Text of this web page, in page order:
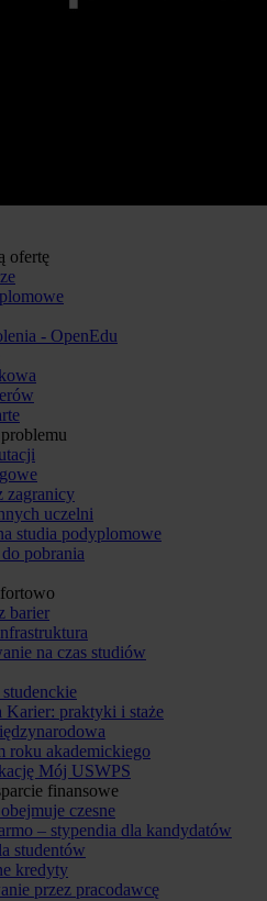
ofertę
- OpenEdu
zagranicy
uczelni
studia podyplomowe
pobrania
barier
na czas studiów
Karier: praktyki i staże
roku akademickiego
Mój USWPS
finansowe
czesne
– stypendia dla kandydatów
studentów
kredyty
przez pracodawcę